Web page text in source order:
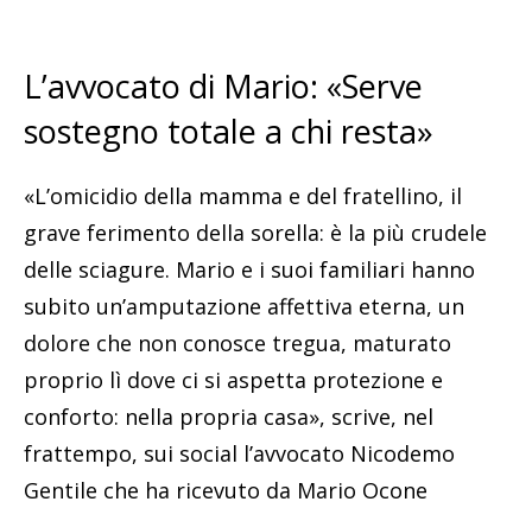
L’avvocato di Mario: «Serve
sostegno totale a chi resta»
«L’omicidio della mamma e del fratellino, il
grave ferimento della sorella: è la più crudele
delle sciagure. Mario e i suoi familiari hanno
subito un’amputazione affettiva eterna, un
dolore che non conosce tregua, maturato
proprio lì dove ci si aspetta protezione e
conforto: nella propria casa», scrive, nel
frattempo, sui social l’avvocato Nicodemo
Gentile che ha ricevuto da Mario Ocone